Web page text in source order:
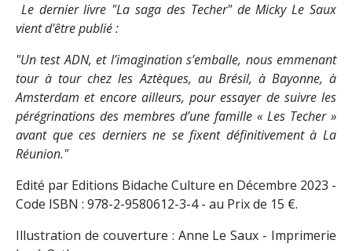
Le dernier livre "La saga des Techer" de Micky Le Saux
vient d'être publié :
"Un test ADN, et l’imagination s’emballe, nous emmenant
tour à tour chez les Aztèques, au Brésil, à Bayonne, à
Amsterdam et encore ailleurs, pour essayer de suivre les
pérégrinations des membres d’une famille « Les Techer »
avant que ces derniers ne se fixent définitivement à La
Réunion."
Edité par Editions Bidache Culture en Décembre 2023 -
Code ISBN : 978-2-9580612-3-4 - au Prix de 15 €.
Illustration de couverture : Anne Le Saux - Imprimerie